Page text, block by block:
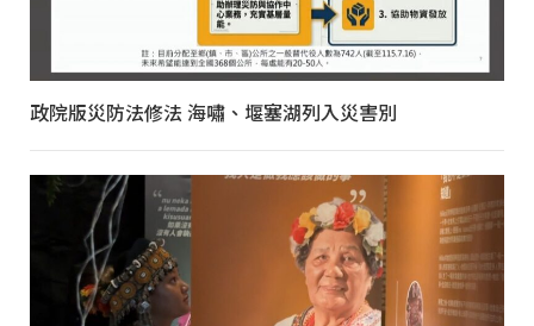
政院版災防法修法 海嘯、堰塞湖列入災害別